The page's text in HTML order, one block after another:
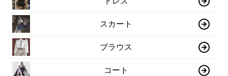
スカート
ブラウス
コート